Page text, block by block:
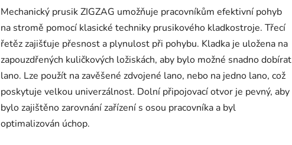
Mechanický prusik ZIGZAG umožňuje pracovníkům efektivní pohyb
na stromě pomocí klasické techniky prusikového kladkostroje. Třecí
řetěz zajišťuje přesnost a plynulost při pohybu. Kladka je uložena na
zapouzdřených kuličkových ložiskách, aby bylo možné snadno dobírat
lano. Lze použít na zavěšené zdvojené lano, nebo na jedno lano, což
poskytuje velkou univerzálnost. Dolní připojovací otvor je pevný, aby
bylo zajištěno zarovnání zařízení s osou pracovníka a byl
optimalizován úchop.